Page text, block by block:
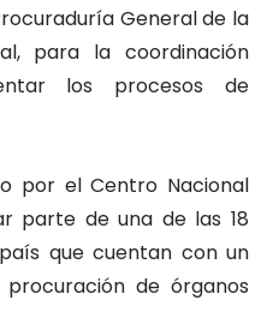
General de la
para la coordinación
los procesos de
por el Centro Nacional
parte de una de las 18
que cuentan con un
de órganos